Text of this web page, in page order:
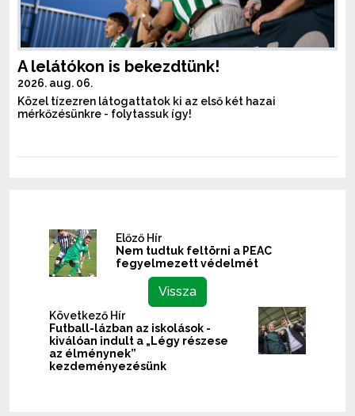
A lelátókon is bekezdtünk!
2026. aug. 06.
Közel tízezren látogattatok ki az első két hazai
mérkőzésünkre - folytassuk így!
Előző Hír
Nem tudtuk feltörni a PEAC
fegyelmezett védelmét
Vissza
Következő Hír
Futball-lázban az iskolások -
kiválóan indult a „Légy részese
az élménynek”
kezdeményezésünk